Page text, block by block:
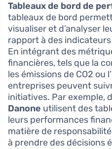
Tableaux de bord de
tableaux de bord
visualiser et d’analyser
rapport à des
En intégrant des
financières, tels que la
les émissions de CO2 ou
entreprises peuvent
initiatives. Par exemple,
Danone utilisent des
leurs performances
matière de
à prendre des décisions